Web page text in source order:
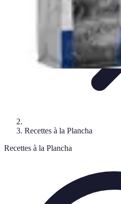
Recettes à la Plancha
Recettes à la Plancha